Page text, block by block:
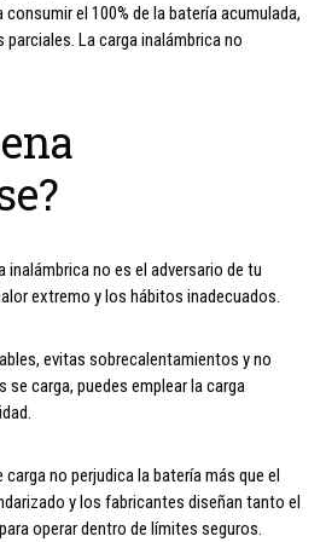
consumir el 100% de la batería acumulada,
parciales. La carga inalámbrica no
inalámbrica no es el adversario de tu
extremo y los hábitos inadecuados.
evitas sobrecalentamientos y no
carga, puedes emplear la carga
no perjudica la batería más que el
y los fabricantes diseñan tanto el
operar dentro de límites seguros.